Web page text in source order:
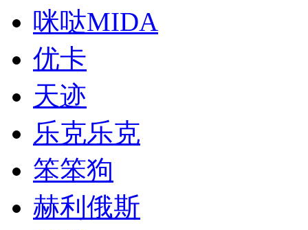
咪哒MIDA
优卡
天迹
乐克乐克
笨笨狗
赫利俄斯